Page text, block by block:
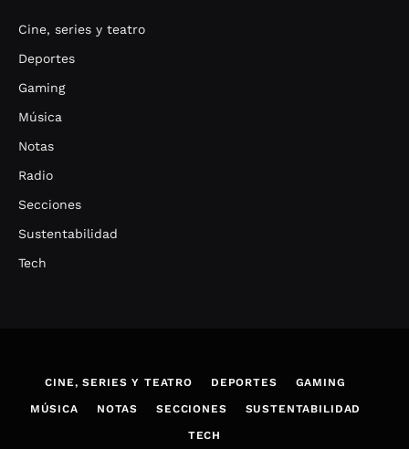
Cine, series y teatro
Deportes
Gaming
Música
Notas
Radio
Secciones
Sustentabilidad
Tech
CINE, SERIES Y TEATRO DEPORTES GAMING
MÚSICA NOTAS SECCIONES SUSTENTABILIDAD
TECH